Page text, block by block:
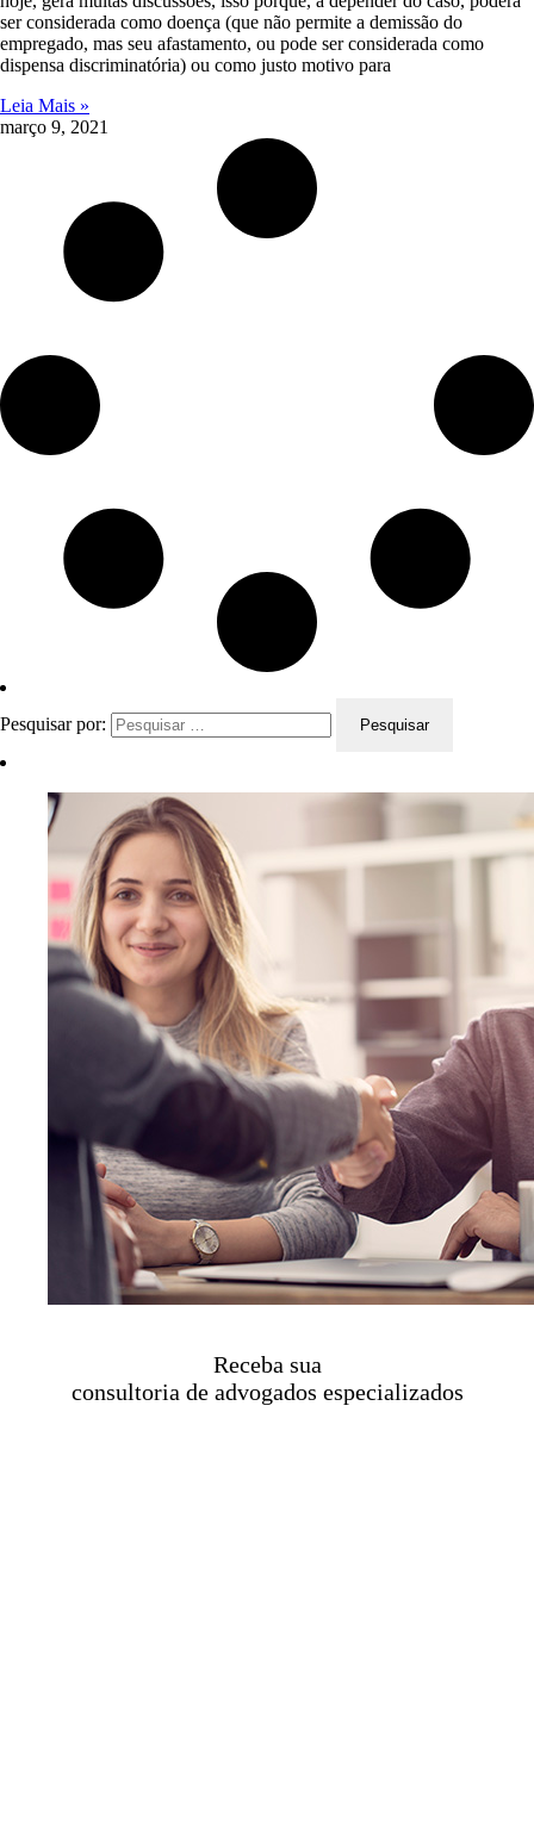
ser considerada como doença (que não permite a demissão do
empregado, mas seu afastamento, ou pode ser considerada como
dispensa discriminatória) ou como justo motivo para
Leia Mais »
março 9, 2021
Pesquisar por:
Receba sua
consultoria de advogados especializados